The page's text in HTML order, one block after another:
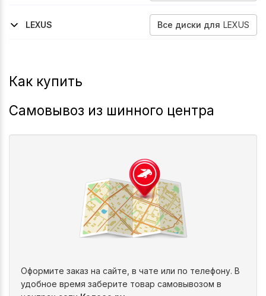
2024-2025
LEXUS
Все диски для LEXUS
Как купить
Самовывоз из шинного центра
Оформите заказ на сайте, в чате или по телефону. В
удобное время заберите товар самовывозом в